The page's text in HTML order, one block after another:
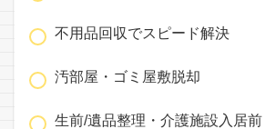
不用品回収でスピード解決
汚部屋・ゴミ屋敷脱却
生前/遺品整理・介護施設入居前